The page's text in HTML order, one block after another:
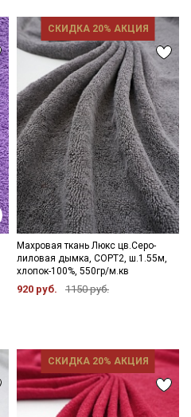
СКИДКА 20% АКЦИЯ
Махровая ткань Люкс цв.Серо-
лиловая дымка, СОРТ2, ш.1.55м,
хлопок-100%, 550гр/м.кв
920 руб. 1150 руб.
СКИДКА 20% АКЦИЯ